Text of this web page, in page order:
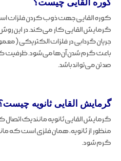
کوره القایی چیست؟
کوره القایی جهت ذوب کردن فلزات
گرمایش القایی کار می‌کند. در این
جریان گردابی در فلزات الکتریکی
باعث گرم شدن آن‌ها می‌شود. ظرفیت
صد تن می‌تواند باشد.
گرمایش القایی ثانویه
گرمایش القایی ثانویه مانند یک
منظور از ثانویه، همان فلزی است که
گرم شود.